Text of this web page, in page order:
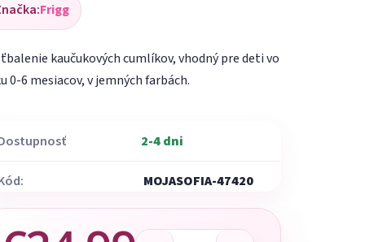
Frigg
kaučukových cumlíkov, vhodný pre deti vo
0-6 mesiacov, v jemných farbách.
2-4 dni
MOJASOFIA-47420